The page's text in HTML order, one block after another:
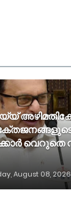
വെറുതെ
August 08, 2026